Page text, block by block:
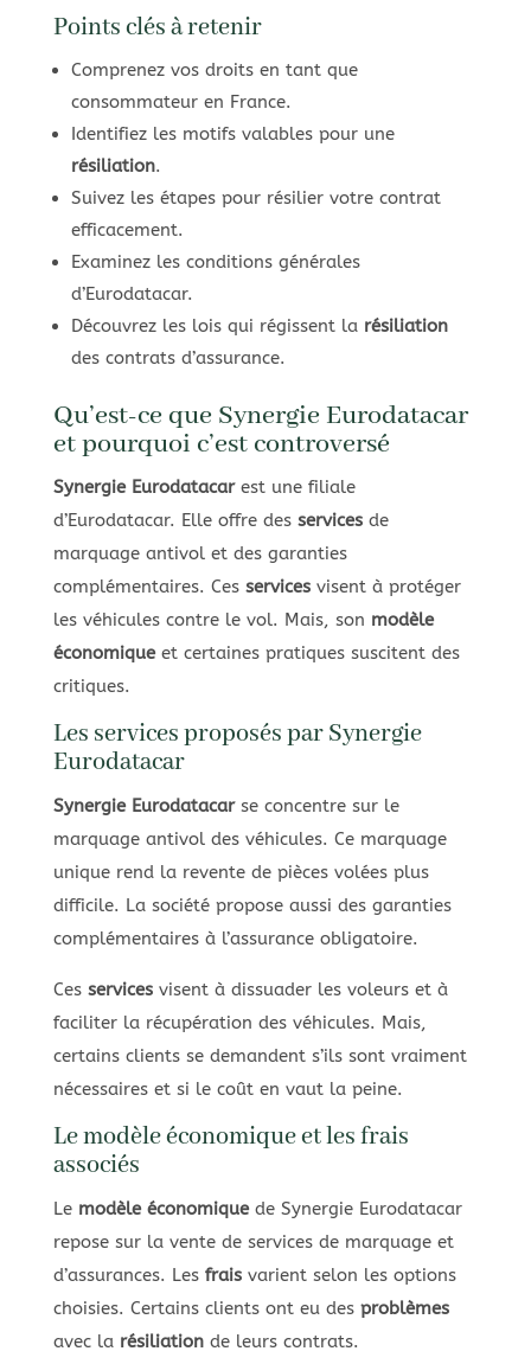
Points clés à retenir
Comprenez vos droits en tant que
consommateur en France.
Identifiez les motifs valables pour une
résiliation.
Suivez les étapes pour résilier votre contrat
efficacement.
Examinez les conditions générales
d’Eurodatacar.
Découvrez les lois qui régissent la résiliation
des contrats d’assurance.
Qu’est-ce que Synergie Eurodatacar
et pourquoi c’est controversé
Synergie Eurodatacarest une filiale
d’Eurodatacar. Elle offre des servicesde
marquage antivol et des garanties
complémentaires. Ces servicesvisent à protéger
les véhicules contre le vol. Mais, son modèle
économiqueet certaines pratiques suscitent des
critiques.
Les services proposés par Synergie
Eurodatacar
Synergie Eurodatacarse concentre sur le
marquage antivol des véhicules. Ce marquage
unique rend la revente de pièces volées plus
difficile. La société propose aussi des garanties
complémentaires à l’assurance obligatoire.
Ces servicesvisent à dissuader les voleurs et à
faciliter la récupération des véhicules. Mais,
certains clients se demandent s’ils sont vraiment
nécessaires et si le coût en vaut la peine.
Le modèle économique et les frais
associés
Le modèle économiquede Synergie Eurodatacar
repose sur la vente de services de marquage et
d’assurances. Les fraisvarient selon les options
choisies. Certains clients ont eu des problèmes
avec la résiliationde leurs contrats.